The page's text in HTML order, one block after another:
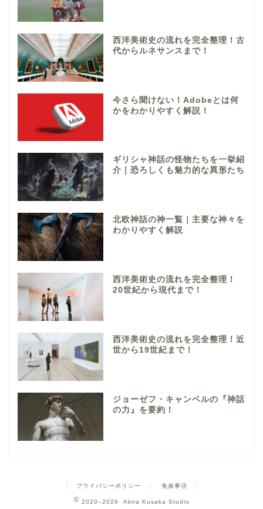
西洋美術史の流れを完全整理！古
代からルネサンスまで！
今さら聞けない！Adobeとは何
かをわかりやすく解説！
ギリシャ神話の怪物たちを一挙紹
介｜恐ろしくも魅力的な異形たち
北欧神話の神一覧｜主要な神々を
わかりやすく解説
西洋美術史の流れを完全整理！
20世紀から現代まで！
西洋美術史の流れを完全整理！近
世から19世紀まで！
ジョーゼフ・キャンベルの『神話
の力』を要約！
プライバシーポリシー 免責事項
2020–2026 Akira Kusaka Studio